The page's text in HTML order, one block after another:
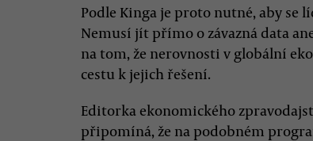
Podle Kinga je proto nutné, aby se
Nemusí jít přímo o závazná data
na tom, že nerovnosti v globální
cestu k jejich řešení.
Editorka ekonomického
připomíná, že na podobném